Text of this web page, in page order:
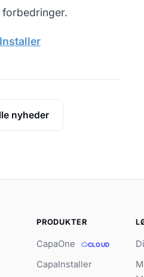
nyheder
PRODUKTER
CapaOne CLOUD
CapaInstaller